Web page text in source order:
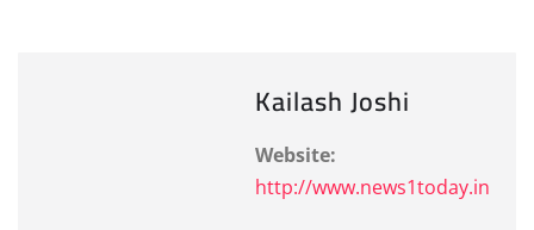
Kailash Joshi
Website:
http://www.news1today.in